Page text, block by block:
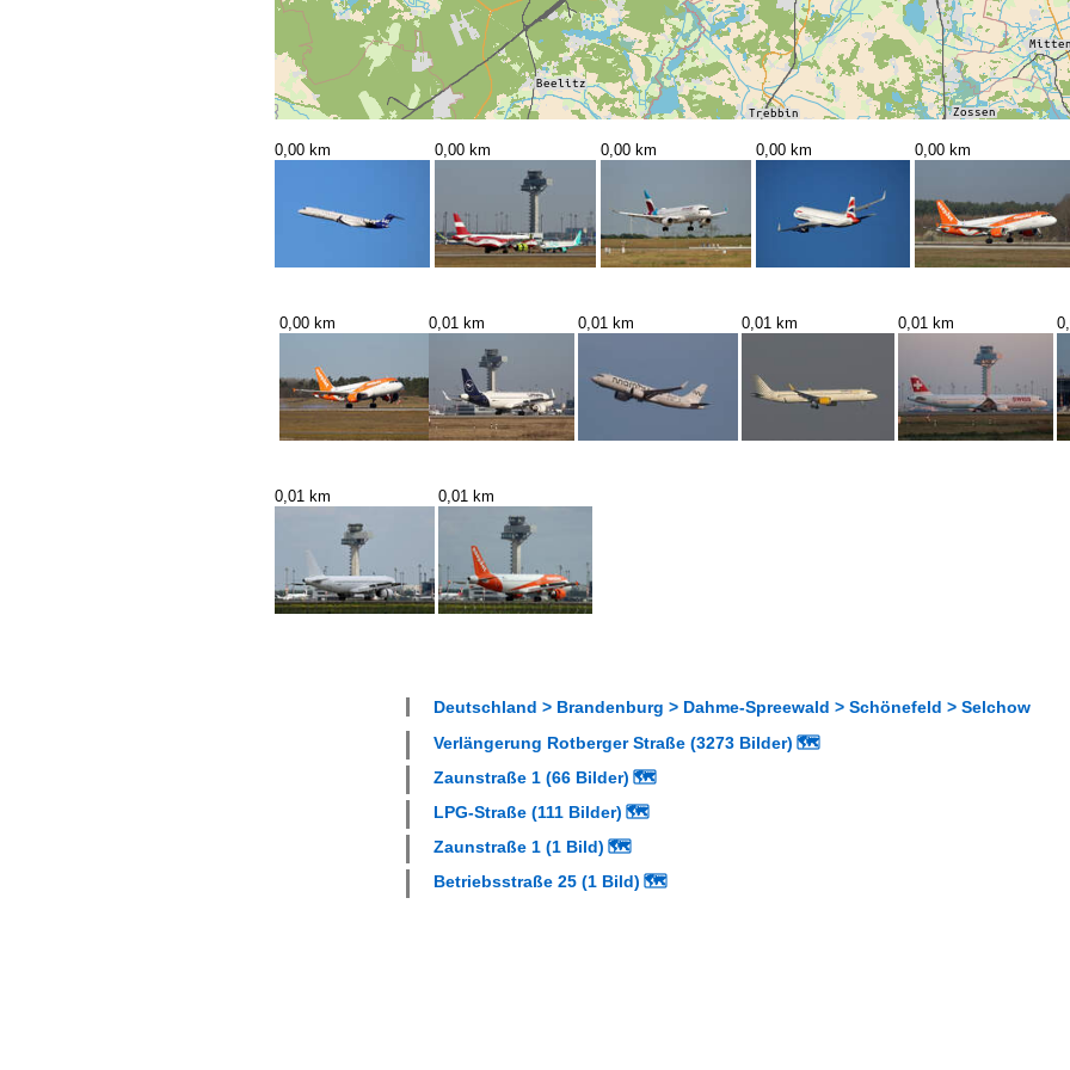
0,00 km 0,00 km 0,00 km 0,00 km 0,00 km
0,00 km 0,01 km 0,01 km 0,01 km 0,01 km
0,01 km 0,01 km
Deutschland > Brandenburg > Dahme-Spreewald > Schönefeld > Selchow
Verlängerung Rotberger Straße (3273 Bilder) 🗺
Zaunstraße 1 (66 Bilder) 🗺
LPG-Straße (111 Bilder) 🗺
Zaunstraße 1 (1 Bild) 🗺
Betriebsstraße 25 (1 Bild) 🗺